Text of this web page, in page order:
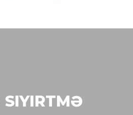
SIYIRTMƏ